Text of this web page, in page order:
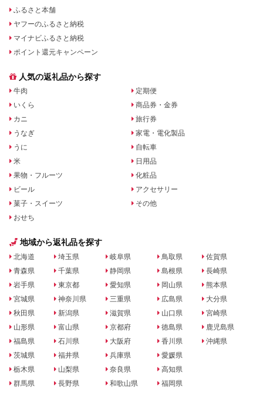
ふるさと本舗
ヤフーのふるさと納税
マイナビふるさと納税
ポイント還元キャンペーン
人気の返礼品から探す
牛肉
いくら
カニ
うなぎ
うに
米
果物・フルーツ
ビール
菓子・スイーツ
おせち
定期便
商品券・金券
旅行券
家電・電化製品
自転車
日用品
化粧品
アクセサリー
その他
地域から返礼品を探す
北海道
青森県
岩手県
宮城県
秋田県
山形県
福島県
茨城県
栃木県
群馬県
埼玉県
千葉県
東京都
神奈川県
新潟県
富山県
石川県
福井県
山梨県
長野県
岐阜県
静岡県
愛知県
三重県
滋賀県
京都府
大阪府
兵庫県
奈良県
和歌山県
鳥取県
島根県
岡山県
広島県
山口県
徳島県
香川県
愛媛県
高知県
福岡県
佐賀県
長崎県
熊本県
大分県
宮崎県
鹿児島県
沖縄県